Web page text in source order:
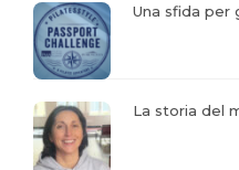
Una sfida per
La storia del